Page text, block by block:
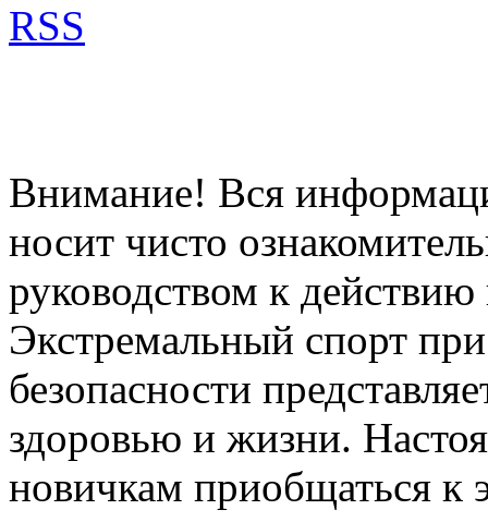
RSS
Внимание! Вся
носит чисто
руководством к
Экстремальный спорт
безопасности
здоровью и жизни.
новичкам приобщаться к